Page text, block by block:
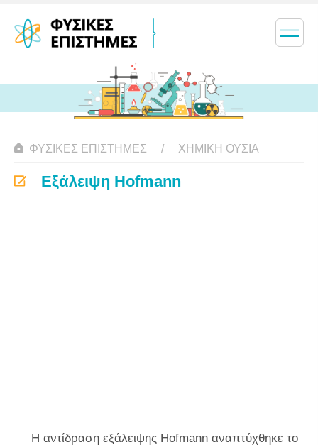
ΦΥΣΙΚΈΣ ΕΠΙΣΤΉΜΕΣ ΧΗΜΙΚΉ ΟΥΣΊΑ
Εξάλειψη Hofmann
Η αντίδραση εξάλειψης Hofmann αναπτύχθηκε το